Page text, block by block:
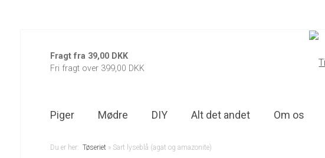
Fragt fra 39,00 DKK
Fri fragt over 399,00 DKK
Piger Mødre DIY Alt det andet Om os
Du er her: Tøseriet» Sart lyseblå (agat og amazonite)